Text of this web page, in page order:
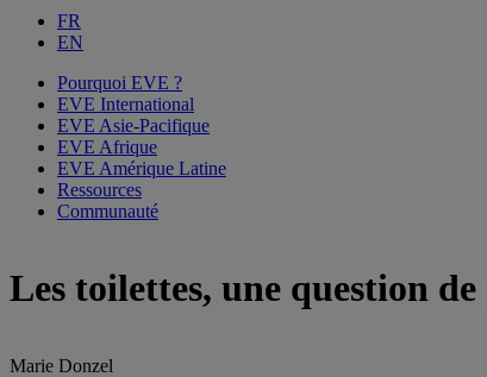
FR
EN
Pourquoi EVE ?
EVE International
EVE Asie-Pacifique
EVE Afrique
EVE Amérique Latine
Ressources
Communauté
Les toilettes, une question
Marie Donzel